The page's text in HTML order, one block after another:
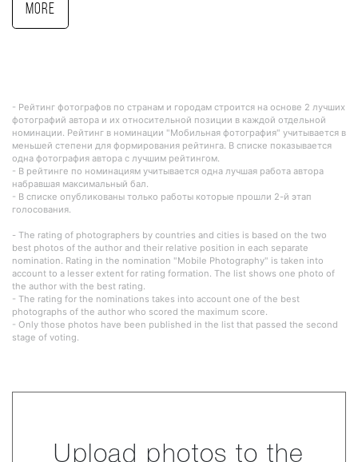
More
- Рейтинг фотографов по странам и городам строится на основе 2 лучших
фотографий автора и их относительной позиции в каждой отдельной
номинации. Рейтинг в номинации "Мобильная фотография" учитывается в
меньшей степени для формирования рейтинга. В списке показывается
одна фотография автора с лучшим рейтингом.
- В рейтинге по номинациям учитывается одна лучшая работа автора
набравшая максимальный бал.
- В списке опубликованы только работы которые прошли 2-й этап
голосования.
- The rating of photographers by countries and cities is based on the two
best photos of the author and their relative position in each separate
nomination. Rating in the nomination "Mobile Photography" is taken into
account to a lesser extent for rating formation. The list shows one photo of
the author with the best rating.
- The rating for the nominations takes into account one of the best
photographs of the author who scored the maximum score.
- Only those photos have been published in the list that passed the second
stage of voting.
Upload photos to the